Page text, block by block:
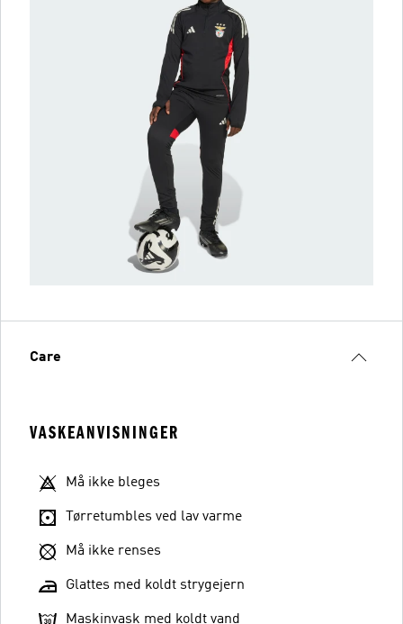
Care
VASKEANVISNINGER
Må ikke bleges
Tørretumbles ved lav varme
Må ikke renses
Glattes med koldt strygejern
Maskinvask med koldt vand